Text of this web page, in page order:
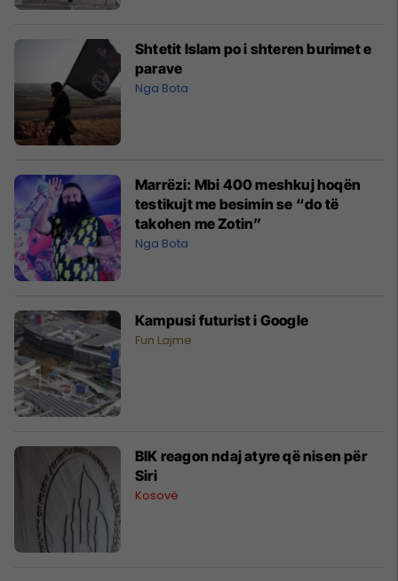
Shtetit Islam po i shteren burimet e
parave
Nga Bota
Marrëzi: Mbi 400 meshkuj hoqën
testikujt me besimin se “do të
takohen me Zotin”
Nga Bota
Kampusi futurist i Google
Fun Lajme
BIK reagon ndaj atyre që nisen për
Siri
Kosovë